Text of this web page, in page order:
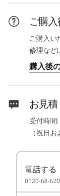
場
き
（2.5x6mm）
最大メモリ
最大96GB
LPDDR5X-
1スロット
ストレージ
RAID構成*1
RAID 0,1
4-Nano-SIM
SDカード
USB
ご購
ご購入い
修理など
購入後
お見積
受付時間
（祝日
電話する
0120-68-